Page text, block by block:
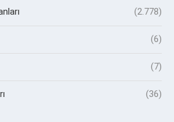
(2.778)
(6)
(7)
(36)